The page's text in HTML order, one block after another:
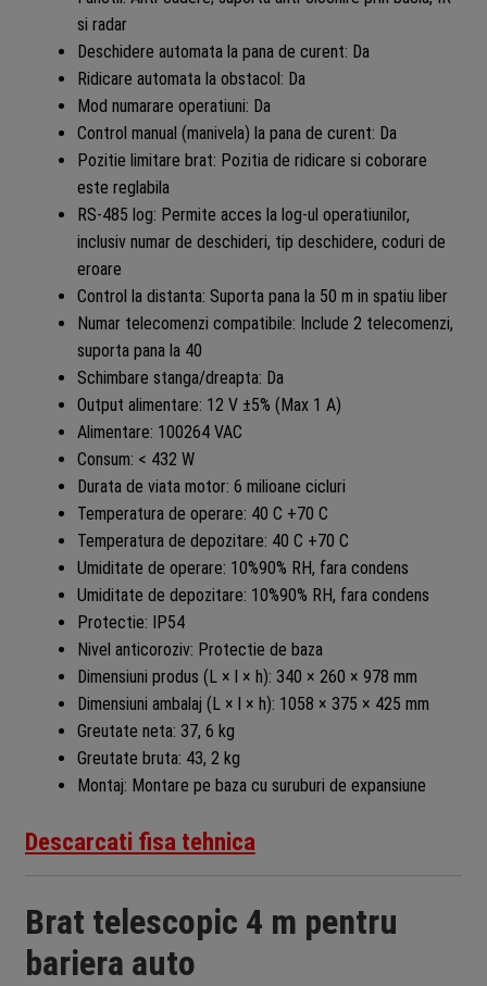
si radar
Deschidere automata la pana de curent: Da
Ridicare automata la obstacol: Da
Mod numarare operatiuni: Da
Control manual (manivela) la pana de curent: Da
Pozitie limitare brat: Pozitia de ridicare si coborare
este reglabila
RS-485 log: Permite acces la log-ul operatiunilor,
inclusiv numar de deschideri, tip deschidere, coduri de
eroare
Control la distanta: Suporta pana la 50 m in spatiu liber
Numar telecomenzi compatibile: Include 2 telecomenzi,
suporta pana la 40
Schimbare stanga/dreapta: Da
Output alimentare: 12 V ±5% (Max 1 A)
Alimentare: 100264 VAC
Consum: < 432 W
Durata de viata motor: 6 milioane cicluri
Temperatura de operare: 40 C +70 C
Temperatura de depozitare: 40 C +70 C
Umiditate de operare: 10%90% RH, fara condens
Umiditate de depozitare: 10%90% RH, fara condens
Protectie: IP54
Nivel anticoroziv: Protectie de baza
Dimensiuni produs (L × l × h): 340 × 260 × 978 mm
Dimensiuni ambalaj (L × l × h): 1058 × 375 × 425 mm
Greutate neta: 37, 6 kg
Greutate bruta: 43, 2 kg
Montaj: Montare pe baza cu suruburi de expansiune
Descarcati fisa tehnica
Brat telescopic 4 m pentru
bariera auto